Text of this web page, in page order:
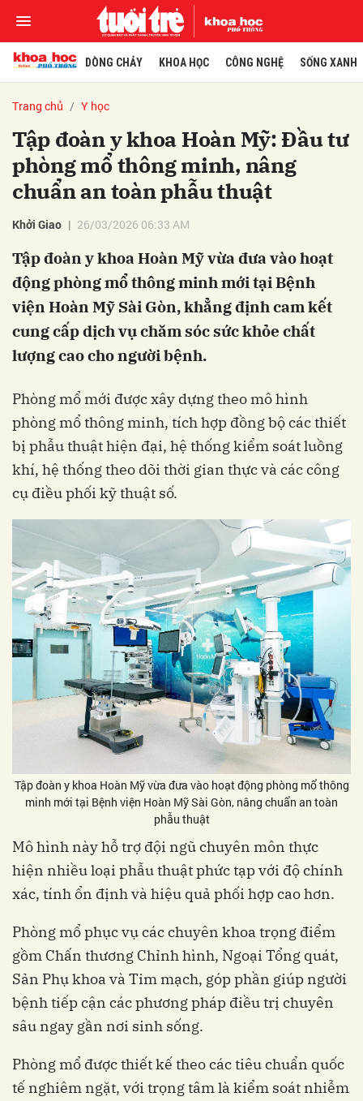
DÒNG CHẢY KHOA HỌC CÔNG NGHỆ SỐNG XANH
Trang chủ Y học
Tập đoàn y khoa Hoàn Mỹ: Đầu tư
phòng mổ thông minh, nâng
chuẩn an toàn phẫu thuật
Khởi Giao 26/03/2026 06:33 AM
Tập đoàn y khoa Hoàn Mỹ vừa đưa vào hoạt
động phòng mổ thông minh mới tại Bệnh
viện Hoàn Mỹ Sài Gòn, khẳng định cam kết
cung cấp dịch vụ chăm sóc sức khỏe chất
lượng cao cho người bệnh.
Phòng mổ mới được xây dựng theo mô hình
phòng mổ thông minh, tích hợp đồng bộ các thiết
bị phẫu thuật hiện đại, hệ thống kiểm soát luồng
khí, hệ thống theo dõi thời gian thực và các công
cụ điều phối kỹ thuật số.
Tập đoàn y khoa Hoàn Mỹ vừa đưa vào hoạt động phòng mổ thông
minh mới tại Bệnh viện Hoàn Mỹ Sài Gòn, nâng chuẩn an toàn
phẫu thuật
Mô hình này hỗ trợ đội ngũ chuyên môn thực
hiện nhiều loại phẫu thuật phức tạp với độ chính
xác, tính ổn định và hiệu quả phối hợp cao hơn.
Phòng mổ phục vụ các chuyên khoa trọng điểm
gồm Chấn thương Chỉnh hình, Ngoại Tổng quát,
Sản Phụ khoa và Tim mạch, góp phần giúp người
bệnh tiếp cận các phương pháp điều trị chuyên
sâu ngay gần nơi sinh sống.
Phòng mổ được thiết kế theo các tiêu chuẩn quốc
tế nghiêm ngặt, với trọng tâm là kiểm soát nhiễm